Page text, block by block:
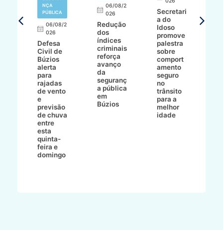
NÇA
PÚBLICA
06/08/2
026
Defesa
Civil de
Búzios
alerta
para
rajadas
de vento
e
previsão
de chuva
entre
esta
quinta-
feira e
domingo
06/08/2
026
Redução
dos
índices
criminais
reforça
avanço
da
seguranç
a pública
em
Búzios
Secretari
a do
Idoso
promove
palestra
sobre
comport
amento
seguro
no
trânsito
para a
melhor
idade